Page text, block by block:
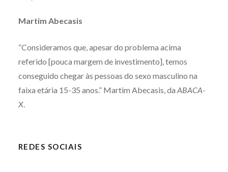
Martim Abecasis
“Consideramos que, apesar do problema acima
referido [pouca margem de investimento], temos
conseguido chegar às pessoas do sexo masculino na
faixa etária 15-35 anos.” Martim Abecasis, da ABACA-
X.
REDES SOCIAIS